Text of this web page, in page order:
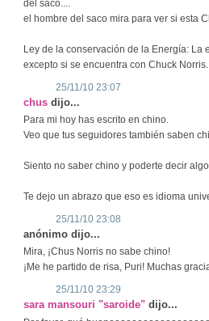
del saco....
el hombre del saco mira para ver si esta
Ley de la conservación de la Energía: La
excepto si se encuentra con Chuck Norris.
25/11/10 23:07
chus dijo...
Para mi hoy has escrito en chino.
Veo que tus seguidores también saben
Siento no saber chino y poderte decir
Te dejo un abrazo que eso es idioma
25/11/10 23:08
anónimo dijo...
Mira, ¡Chus Norris no sabe chino!
¡Me he partido de risa, Puri! Muchas
25/11/10 23:29
sara mansouri "saroide" dijo...